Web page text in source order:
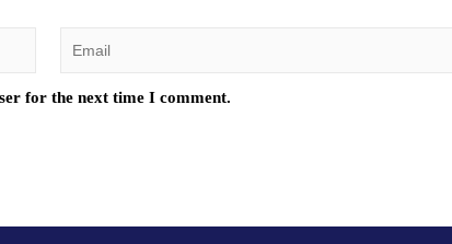
for the next time I comment.